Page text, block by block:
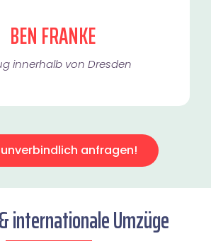
BEN FRANKE
innerhalb von Dresden​
anfragen!
internationale Umzüge